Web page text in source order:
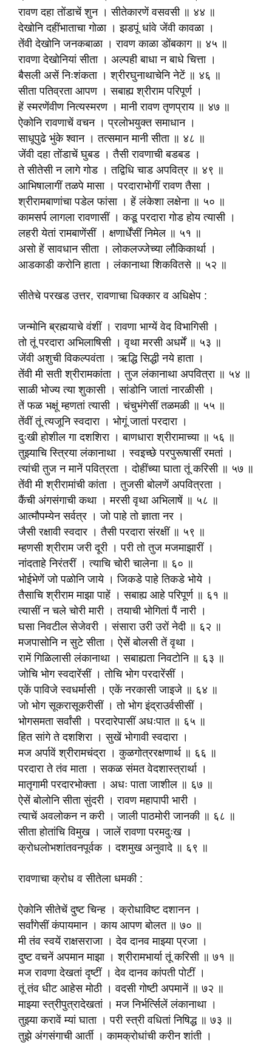
रावण दहा तोंडाचें शुन । सीतेकारणें वसवसी ॥ ४४ ॥
देखोनि दहींभाताचा गोळा । झडपूं धांवे जेंवी कावळा ।
तेंवी देखोनि जनकबाळा । रावण काळा डोंबकाग ॥ ४५ ॥
रावणा देखोनियां सीता । अल्पही बाधा न बाधे चित्ता ।
बैसली असें निःशंकता । श्रीरघुनाथाचेनि नेटें ॥ ४६ ॥
सीता पतिव्रता आपण । सबाह्य श्रीराम परिपूर्ण ।
हें स्मरणेंवीण नित्यस्मरण । मानी रावण तृणप्राय ॥ ४७ ॥
ऐकोनि रावणाचें वचन । प्रलोभयुक्त समाधान ।
साधूपुढे भुंके श्वान । तत्समान मानी सीता ॥ ४८ ॥
जेंवी दहा तोंडाचें घुबड । तैसी रावणाची बडबड ।
ते सीतेसी न लागे गोड । तद्विधि चाड अपवित्र ॥ ४९ ॥
आभिषालागीं तळपे मासा । परदाराभोगीं रावण तैसा ।
श्रीरामबाणांचा पडेल फांसा । हें लंकेशा लक्षेना ॥ ५० ॥
कामसर्प लागला रावणासीं । कडू परदारा गोड होय त्यासी ।
लहरी येतां रामबाणेंसीं । क्षणार्धेंसीं निमेल ॥ ५१ ॥
असो हें सावधान सीता । लोकलज्जेच्या लौकिकार्था ।
आडकाडी करोनि हाता । लंकानाथा शिकवितसे ॥ ५२ ॥
सीतेचे परखड उत्तर, रावणाचा धिक्कार व अधिक्षेप :
जन्मोनि ब्रह्मयाचे वंशीं । रावणा भाग्यें वेद विभागिसी ।
तो तूं परदारा अभिलाषिसी । वृथा मरसी अधर्में ॥ ५३ ॥
जेंवी अशुची विकल्पवंता । ऋद्धि सिद्धी नये हाता ।
तेंवी मी सती श्रीरामकांता । तुज लंकानाथा अपवित्रा ॥ ५४ ॥
साळी भोज्य त्या शुकासी । सांडोनि जातां नारळीसी ।
तें फळ भक्षूं म्हणतां त्यासी । चंचुभंगेसीं तळमळी ॥ ५५ ॥
तेंवीं तूं त्यजूनि स्वदारा । भोगूं जातां परदारा ।
दुःखी होशील गा दशशिरा । बाणधारा श्रीरामाच्या ॥ ५६ ॥
तुझ्याचि स्त्रिया लंकानाथा । स्वइच्छे परपुरूषासीं रमतां ।
त्यांची तुज न मानें पवित्रता । दोहींच्या घाता तूं करिसी ॥ ५७ ॥
तेंवी मी श्रीरामांची कांता । तुजसी बोलणें अपवित्रता ।
कैंची अंगसंगाची कथा । मरसी वृथा अभिलाषें ॥ ५८ ॥
आत्मौपम्येन सर्वत्र । जो पाहे तो ज्ञाता नर ।
जैसी रक्षावी स्वदार । तैसी परदारा संरक्षीं ॥ ५९ ॥
म्हणसी श्रीराम जरी दूरी । परी तो तुज मजमाझारीं ।
नांदताहे निरंतरीं । त्याचि चोरी चालेना ॥ ६० ॥
भोईभेणें जो पळोनि जाये । जिकडे पाहे तिकडे भोये ।
तैसाचि श्रीराम माझा पाहें । सबाह्य आहे परिपूर्ण ॥ ६१ ॥
त्यासीं न चले चोरी मारी । तयाची भोगितां पैं नारी ।
घसा निवटील सेजेवरी । संसारा उरी उरों नेदी ॥ ६२ ॥
मजपासोनि न सुटे सीता । ऐसें बोलसी तें वृथा ।
रामें गिळिलासी लंकानाथा । सबाह्यता निवटोनि ॥ ६३ ॥
जोचि भोग स्वदारेंसीं । तोचि भोग परदारेंसीं ।
एकें पाविजे स्वधर्मासी । एकें नरकासी जाइजे ॥ ६४ ॥
जो भोग सूकरासूकरीसीं । तो भोग इंद्राउर्वसीसीं ।
भोगसमता सर्वांसी । परदारेपासीं अधःपात ॥ ६५ ॥
हित सांगे ते दशशिरा । सुखें भोगावी स्वदारा ।
मज अर्पावें श्रीरामचंद्रा । कुळगोत्ररक्षणार्थ ॥ ६६ ॥
परदारा ते तंव माता । सकळ संमत वेदशास्त्रार्था ।
मातृगामी परदारभोक्ता । अधः पाता जाशील ॥ ६७ ॥
ऐसें बोलोनि सीता सुंदरी । रावण महापापी भारी ।
त्याचें अवलोकन न करी । जाली पाठमोरी जानकी ॥ ६८ ॥
सीता होतांचि विमुख । जालें रावणा परमदुःख ।
क्रोधलोभशांतवनपूर्वक । दशमुख अनुवादे ॥ ६९ ॥
रावणाचा क्रोध व सीतेला धमकी :
ऐकोनि सीतेचें दुष्ट चिन्ह । क्रोधाविष्ट दशानन ।
सर्वांगेसीं कंपायमान । काय आपण बोलत ॥ ७० ॥
मी तंव स्वयें राक्षसराजा । देव दानव माझ्या प्रजा ।
दुष्ट वचनें अपमान माझा । श्रीरामभार्या तूं करिसी ॥ ७१ ॥
मज रावणा देखतां दृष्टीं । देव दानव कांपती पोटीं ।
तूं तंव धीट आहेस मोठी । वदसी गोष्टी अपमानें ॥ ७२ ॥
माझ्या स्त्रीपुत्रादेखतां । मज निर्भर्त्सिलें लंकानाथा ।
तुझ्या करावें म्यां घाता । परी स्त्री वधितां निषिद्ध ॥ ७३ ॥
तुझे अंगसंगाची आर्ती । कामक्रोधांची करीन शांती ।